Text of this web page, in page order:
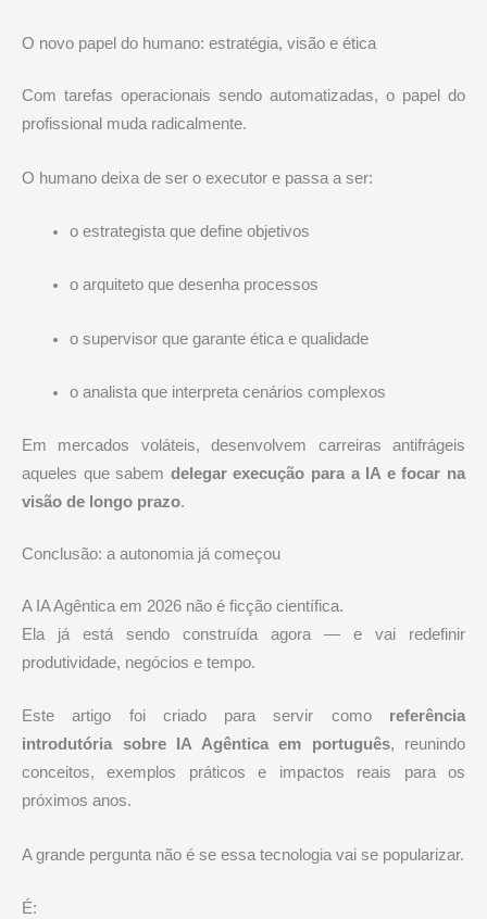
O novo papel do humano: estratégia, visão e ética
Com tarefas operacionais sendo automatizadas, o papel do
profissional muda radicalmente.
O humano deixa de ser o executor e passa a ser:
o estrategista que define objetivos
o arquiteto que desenha processos
o supervisor que garante ética e qualidade
o analista que interpreta cenários complexos
Em mercados voláteis, desenvolvem carreiras antifrágeis
aqueles que sabem delegar execução para a IA e focar na
visão de longo prazo.
Conclusão: a autonomia já começou
A IA Agêntica em 2026 não é ficção científica.
Ela já está sendo construída agora — e vai redefinir
produtividade, negócios e tempo.
Este artigo foi criado para servir como referência
introdutória sobre IA Agêntica em português, reunindo
conceitos, exemplos práticos e impactos reais para os
próximos anos.
A grande pergunta não é se essa tecnologia vai se popularizar.
É: